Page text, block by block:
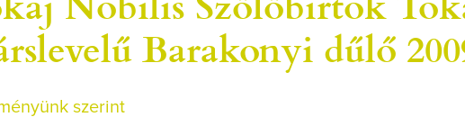
Barakonyi dűlő
szerint